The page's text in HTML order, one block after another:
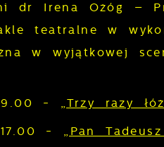
dr Irena Ożóg –
teatralne w
w wyjątkowej
- „Trzy razy
- „Pan